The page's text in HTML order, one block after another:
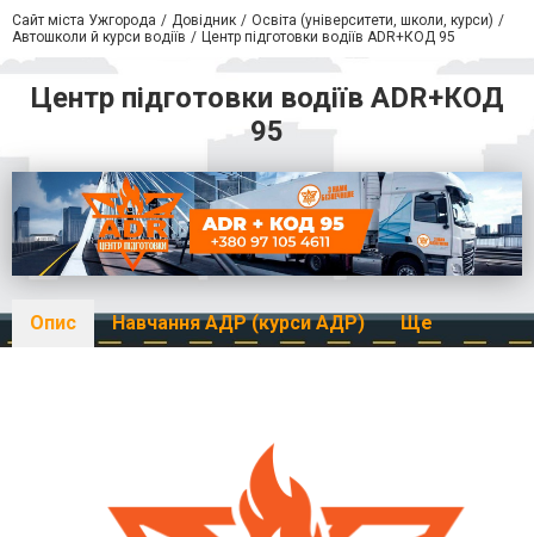
Сайт міста Ужгорода Довідник
Освіта (університети, школи, курси)
Автошколи й курси водіїв
Центр підготовки водіїв ADR+КОД 95
Центр підготовки водіїв ADR+КОД
95
Опис Навчання АДР (курси АДР) Ще